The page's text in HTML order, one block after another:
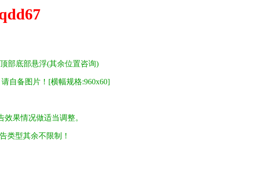
部底部悬浮(其余位置咨询)
自备图片！[横幅规格:960x60]
果情况做适当调整。
类型其余不限制！